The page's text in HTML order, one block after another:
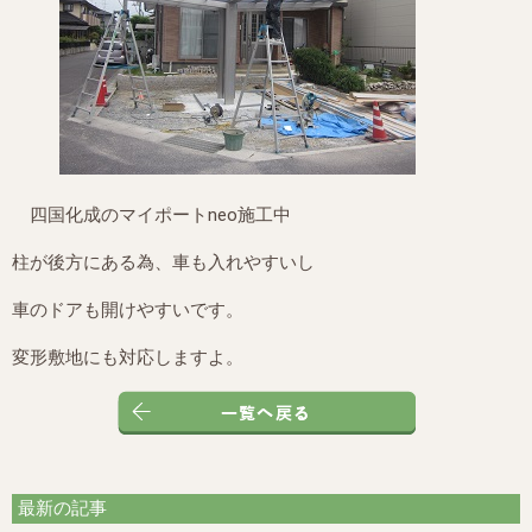
四国化成のマイポートneo施工中
柱が後方にある為、車も入れやすいし
車のドアも開けやすいです。
変形敷地にも対応しますよ。
最新の記事